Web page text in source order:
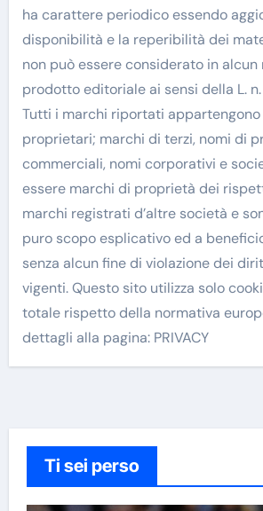
ha carattere periodico essendo
disponibilità e la reperibilità dei
non può essere considerato in alcun
prodotto editoriale ai sensi della L.
Tutti i marchi riportati
proprietari; marchi di terzi, nomi di
commerciali, nomi corporativi e
essere marchi di proprietà dei
marchi registrati d’altre società e
puro scopo esplicativo ed a
senza alcun fine di violazione dei
vigenti. Questo sito utilizza solo
totale rispetto della normativa
dettagli alla pagina: PRIVACY
Ti sei perso